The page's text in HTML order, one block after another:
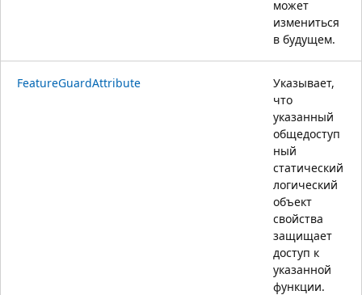
может
измениться
в будущем.
FeatureGuardAttribute
Указывает,
что
указанный
общедоступ
ный
статический
логический
объект
свойства
защищает
доступ к
указанной
функции.